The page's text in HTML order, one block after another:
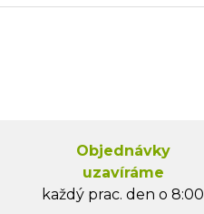
Objednávky
uzavíráme
každý prac. den o 8:00